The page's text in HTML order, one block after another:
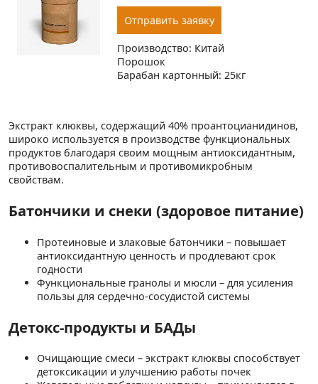
Отправить заявку
Производство: Китай
Порошок
Барабан картонный: 25кг
Экстракт клюквы, содержащий 40% проантоцианидинов,
широко используется в производстве функциональных
продуктов благодаря своим мощным антиоксидантным,
противовоспалительным и противомикробным
свойствам.
Батончики и снеки (здоровое питание)
Протеиновые и злаковые батончики – повышает
антиоксидантную ценность и продлевают срок
годности
Функциональные гранолы и мюсли – для усиления
пользы для сердечно-сосудистой системы
Детокс-продукты и БАДы
Очищающие смеси – экстракт клюквы способствует
детоксикации и улучшению работы почек